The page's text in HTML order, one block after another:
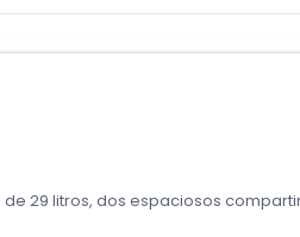
de 29 litros, dos espaciosos